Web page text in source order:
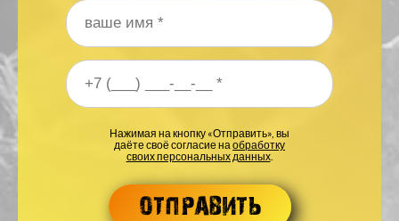
Ваше имя*
Ваш номер телефона*
Нажимая на кнопку «Отправить», вы
даёте своё согласие наобработку
своих персональных данных.